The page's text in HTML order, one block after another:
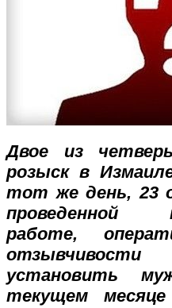
Двое из
розыск в
тот же день, 23
проведенной
работе,
отзывчивости
установить
текущем